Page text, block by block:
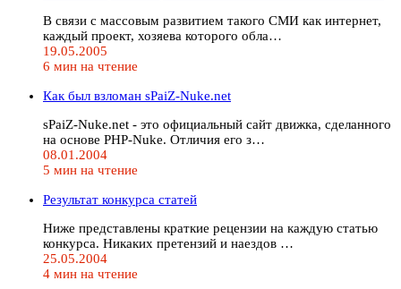
В связи с массовым развитием такого СМИ как интернет,
каждый проект, хозяева которого обла…
19.05.2005
6 мин на чтение
Как был взломан sPaiZ-Nuke.net
sPaiZ-Nuke.net - это официальный сайт движка, сделанного
на основе PHP-Nuke. Отличия его з…
08.01.2004
5 мин на чтение
Результат конкурса статей
Ниже представлены краткие рецензии на каждую статью
конкурса. Никаких претензий и наездов …
25.05.2004
4 мин на чтение